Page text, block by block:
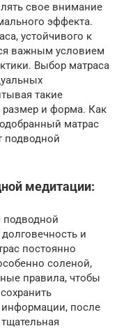
свое внимание
эффекта.
устойчивого к
важным условием
Выбор матраса
такие
размер и форма. Как
матрас
подводной
медитации:
подводной
и
постоянно
соленой,
правила, чтобы
информации, после